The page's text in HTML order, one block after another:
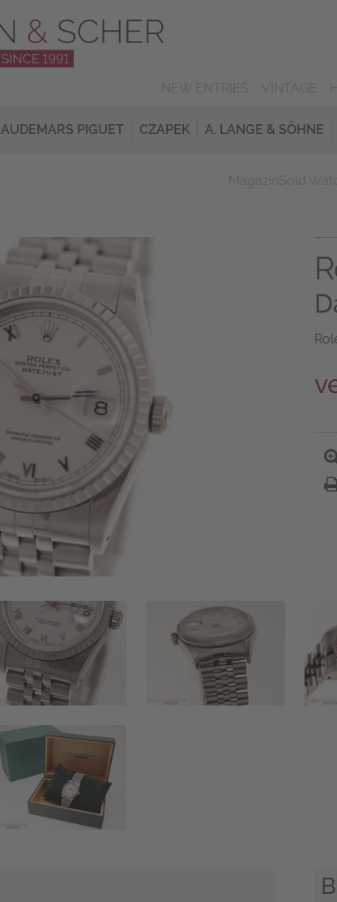
AUDEMARS PIGUET CZAPEK A. LANGE & SÖHNE